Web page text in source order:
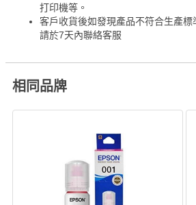
打印機等。
客戶收貨後如發現產品不符合生產標
請於7天內聯絡客服
相同品牌